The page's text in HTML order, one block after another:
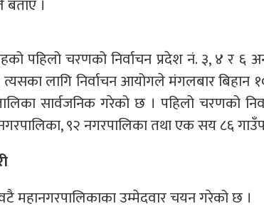
।
पहिलो चरणको निर्वाचन प्रदेश नं. ३, ४ र ६
लागि निर्वाचन आयोगले मंगलबार
सार्वजनिक गरेको छ । पहिलो चरणको
९२ नगरपालिका तथा एक सय ८६
महानगरपालिकाका उम्मेदवार चयन गरेको छ ।